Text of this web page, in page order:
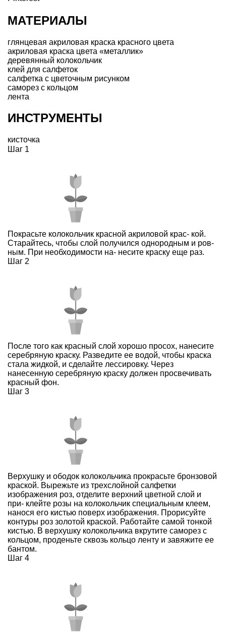
МАТЕРИАЛЫ
глянцевая акриловая краска красного цвета
акриловая краска цвета «металлик»
деревянный колокольчик
клей для салфеток
салфетка с цветочным рисунком
саморез с кольцом
лента
ИНСТРУМЕНТЫ
кисточка
Шаг 1
Покрасьте колокольчик красной акриловой крас- кой.
Старайтесь, чтобы слой получился однородным и ров-
ным. При необходимости на- несите краску еще раз.
Шаг 2
После того как красный слой хорошо просох, нанесите
серебряную краску. Разведите ее водой, чтобы краска
стала жидкой, и сделайте лессировку. Через
нанесенную серебряную краску должен просвечивать
красный фон.
Шаг 3
Верхушку и ободок колокольчика прокрасьте бронзовой
краской. Вырежьте из трехслойной салфетки
изображения роз, отделите верхний цветной слой и
при- клейте розы на колокольчик специальным клеем,
нанося его кистью поверх изображения. Прорисуйте
контуры роз золотой краской. Работайте самой тонкой
кистью. В верхушку колокольчика вкрутите саморез с
кольцом, проденьте сквозь кольцо ленту и завяжите ее
бантом.
Шаг 4